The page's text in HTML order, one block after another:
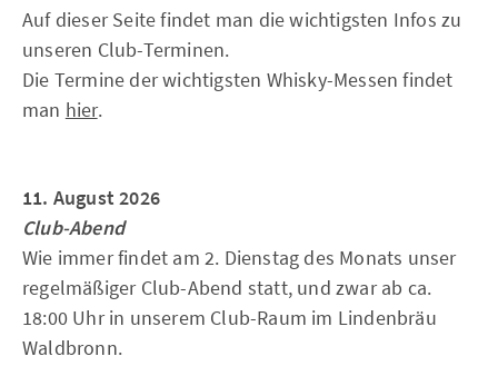
Auf dieser Seite findet man die wichtigsten Infos zu
unseren Club-Terminen.
Die Termine der wichtigsten Whisky-Messen findet
man hier.
11. August 2026
Club-Abend
Wie immer findet am 2. Dienstag des Monats unser
regelmäßiger Club-Abend statt, und zwar ab ca.
18:00 Uhr in unserem Club-Raum im Lindenbräu
Waldbronn.